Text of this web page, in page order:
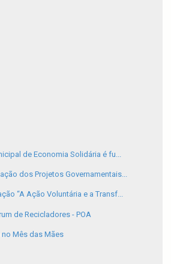
de Economia Solidária é fu...
dos Projetos Governamentais...
“A Ação Voluntária e a Transf...
de Recicladores - POA
no Mês das Mães